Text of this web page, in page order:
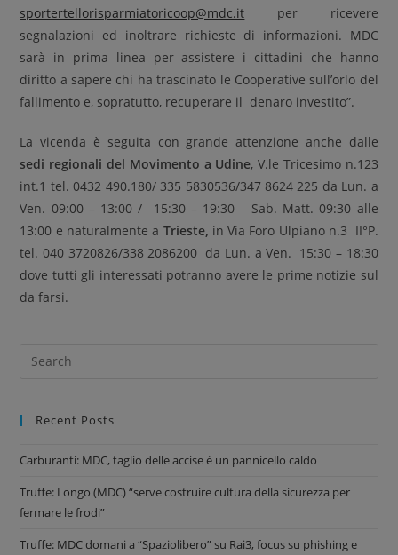
sportertellorisparmiatoricoop@mdc.it per ricevere
segnalazioni ed inoltrare richieste di informazioni. MDC
sarà in prima linea per assistere i cittadini che hanno
diritto a sapere chi ha trascinato le Cooperative sull’orlo del
fallimento e, sopratutto, recuperare il denaro investito”.
La vicenda è seguita con grande attenzione anche dalle
sedi regionali del Movimento a Udine, V.le Tricesimo n.123
int.1 tel. 0432 490.180/ 335 5830536/347 8624 225 da Lun. a
Ven. 09:00 – 13:00 / 15:30 – 19:30 Sab. Matt. 09:30 alle
13:00 e naturalmente a Trieste, in Via Foro Ulpiano n.3 II°P.
tel. 040 3720826/338 2086200 da Lun. a Ven. 15:30 – 18:30
dove tutti gli interessati potranno avere le prime notizie sul
da farsi.
Recent Posts
Carburanti: MDC, taglio delle accise è un pannicello caldo
Truffe: Longo (MDC) “serve costruire cultura della sicurezza per
fermare le frodi”
Truffe: MDC domani a “Spaziolibero” su Rai3, focus su phishing e